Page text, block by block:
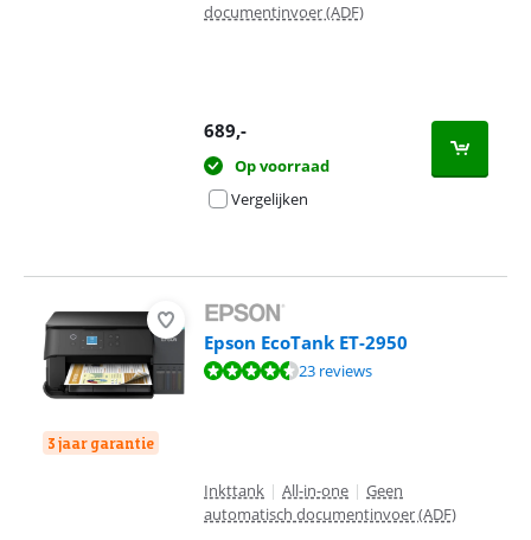
documentinvoer (ADF)
689,-
Op voorraad
Vergelijken
3 jaar garantie
Epson EcoTank ET-2950
Beoordeling is 8,5 van de 10, gebaseerd op 23 reviews.
23 reviews
Inkttank | All-in-one | Geen
automatisch documentinvoer (ADF)